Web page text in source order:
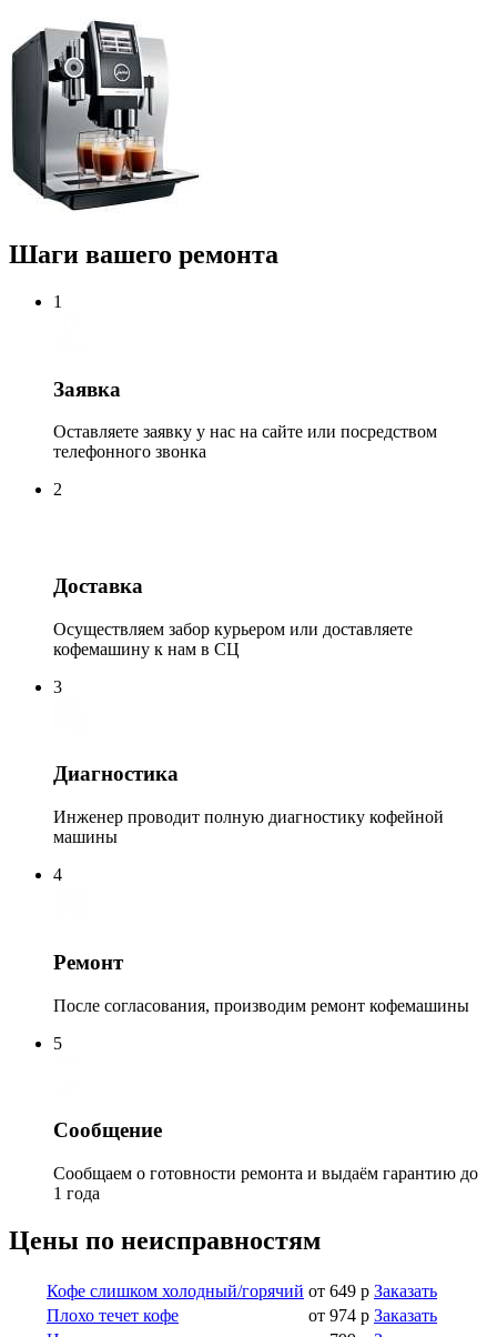
Шаги вашего ремонта
1
Заявка
Оставляете заявку у нас на сайте или посредством
телефонного звонка
2
Доставка
Осуществляем забор курьером или доставляете
кофемашину к нам в СЦ
3
Диагностика
Инженер проводит полную диагностику кофейной
машины
4
Ремонт
После согласования, производим ремонт кофемашины
5
Сообщение
Сообщаем о готовности ремонта и выдаём гарантию до
1 года
Цены по неисправностям
Кофе слишком холодный/горячий от 649 р Заказать
Плохо течет кофе
от 974 р Заказать